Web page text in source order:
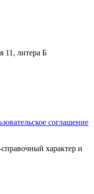
11, литера Б
соглашение
характер и